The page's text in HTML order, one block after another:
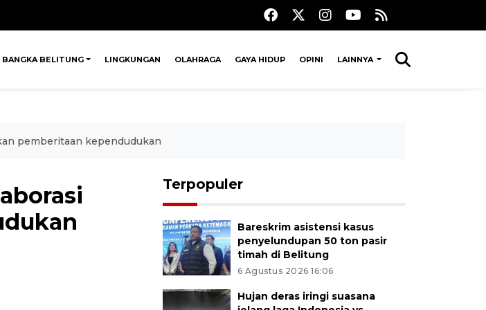
BANGKA BELITUNG LINGKUNGAN OLAHRAGA GAYA HIDUP OPINI LAINNYA
pemberitaan kependudukan
Terpopuler
Bareskrim asistensi kasus
penyelundupan 50 ton pasir
timah di Belitung
6 Agustus 2026 16:06
Hujan deras iringi suasana